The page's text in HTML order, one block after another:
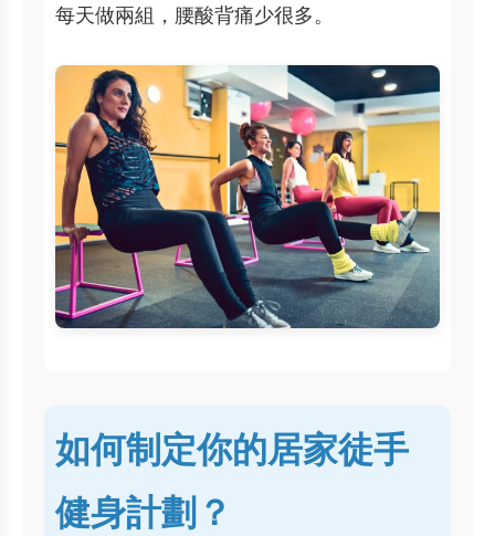
每天做兩組，腰酸背痛少很多。
如何制定你的居家徒手
健身計劃？